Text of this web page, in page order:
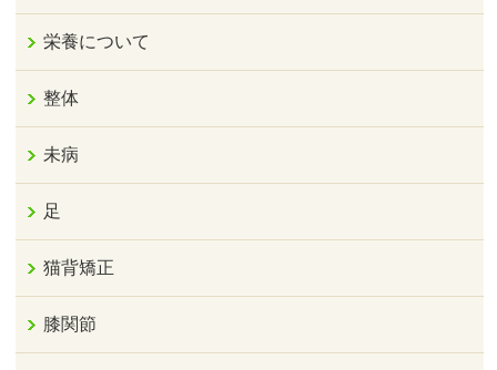
栄養について
整体
未病
足
猫背矯正
膝関節